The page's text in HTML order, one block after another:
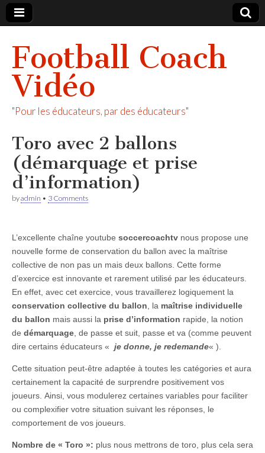
Football Coach
Vidéo
"Pour les éducateurs, par des éducateurs"
Toro avec 2 ballons
(démarquage et prise
d’information)
byadmin • 3 Comments
L’excellente chaîne youtube soccercoachtv nous propose une
nouvelle forme de conservation du ballon avec la maîtrise
collective de non pas un mais deux ballons. Cette forme
d’exercice est innovante et rarement utilisé par les éducateurs.
En effet, avec cet exercice, vous travaillerez logiquement la
conservation collective du ballon , la maîtrise individuelle
du ballon mais aussi la prise d’information rapide, la notion
de démarquage , de passe et suit, passe et va (comme peuvent
dire certains éducateurs « je donne, je redemande« ).
Cette situation peut-être adaptée à toutes les catégories et aura
certainement la capacité de surprendre positivement vos
joueurs. Ainsi, vous modulerez certaines variables pour faciliter
ou complexifier votre situation suivant les réponses, le
comportement de vos joueurs.
Nombre de « Toro »: plus nous mettrons de toro, plus cela sera